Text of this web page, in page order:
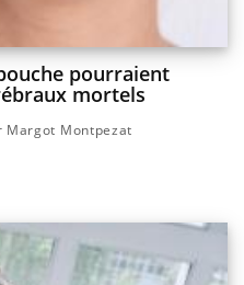
pourraient
mortels
Margot Montpezat